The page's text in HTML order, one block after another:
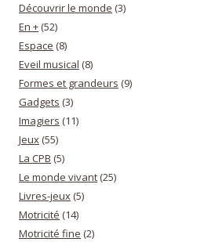
Découvrir le monde (3)
En + (52)
Espace (8)
Eveil musical (8)
Formes et grandeurs (9)
Gadgets (3)
Imagiers (11)
Jeux (55)
La CPB (5)
Le monde vivant (25)
Livres-jeux (5)
Motricité (14)
Motricité fine (2)